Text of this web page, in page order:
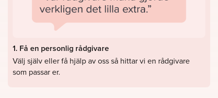
1. Få en personlig rådgivare
Välj själv eller få hjälp av oss så hittar vi en rådgivare
som passar er.